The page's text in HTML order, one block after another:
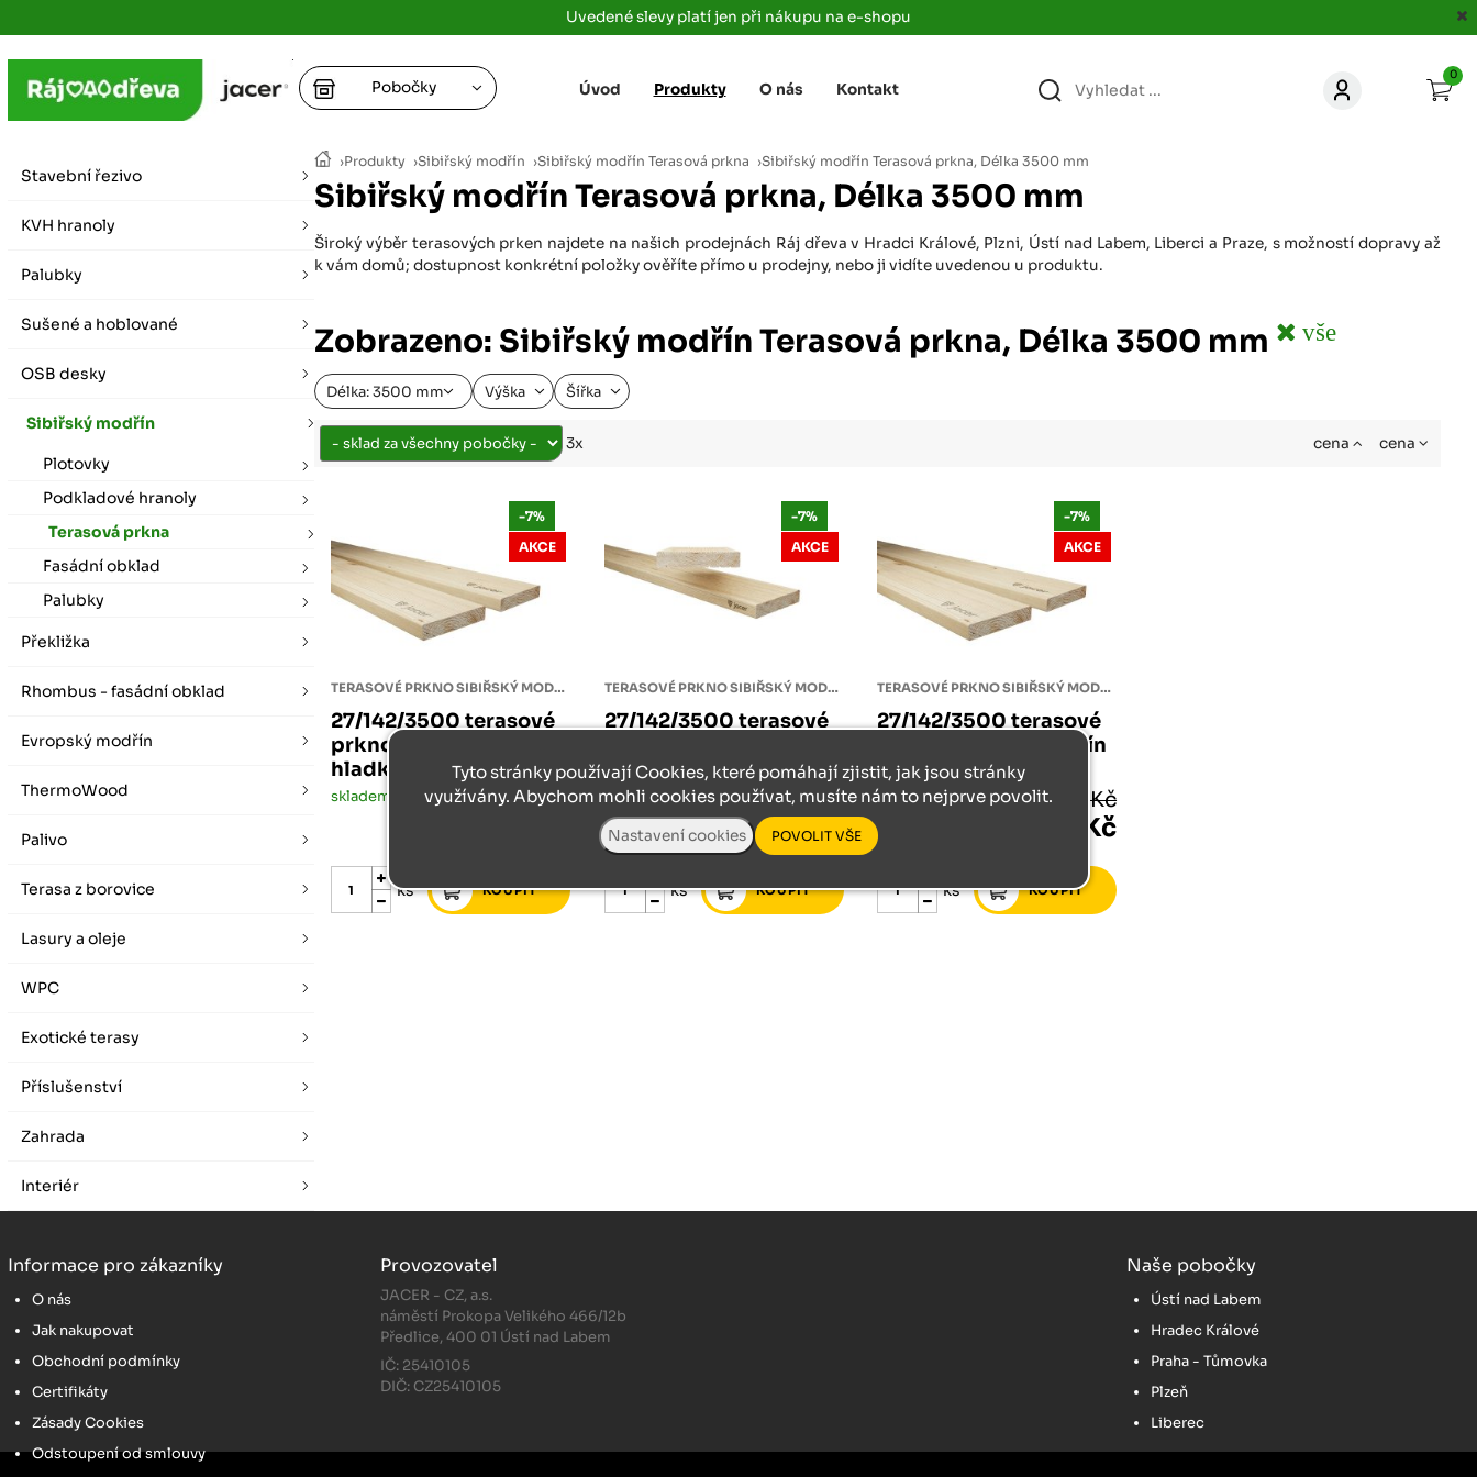
Uvedené slevy platí jen při nákupu na e-shopu
›Produkty ›Sibiřský modřín ›Sibiřský modřín Terasová prkna ›Sibiřský modřín Terasová prkna, Délka 3500 mm
Sibiřský modřín Terasová prkna, Délka 3500 mm
Široký výběr terasových prken najdete na našich prodejnách Ráj dřeva v Hradci Králové, Plzni, Ústí nad Labem, Liberci a Praze, s možností dopravy až
k vám domů; dostupnost konkrétní položky ověříte přímo u prodejny, nebo ji vidíte uvedenou u produktu.
Zobrazeno: Sibiřský modřín Terasová prkna, Délka 3500 mm vše
Délka: 3500 mm Výška Šířka
3x cena cena
TERASOVÉ PRKNO SIBIŘSKÝ MODŘÍN
27/142/3500 terasové
prkno sibiřský modřín
hladká/hladká
-7%
AKCE
skladem 658 Kč
ks
TERASOVÉ PRKNO SIBIŘSKÝ MODŘÍN
27/142/3500 terasové
jemná/hrubá C/D
-7%
AKCE
skladem 398 Kč
370 Kč
ks
TERASOVÉ PRKNO SIBIŘSKÝ MODŘÍN
27/142/3500 terasové
prkno sibiřský modřín
hladká/hladká C/D
-7%
AKCE
skladem 398 Kč
370 Kč
ks
Stavební řezivo
KVH hranoly
Palubky
Sušené a hoblované
OSB desky
Sibiřský modřín
Plotovky
Podkladové hranoly
Terasová prkna
Fasádní obklad
Palubky
Překližka
Rhombus - fasádní obklad
Evropský modřín
ThermoWood
Palivo
Terasa z borovice
Lasury a oleje
WPC
Exotické terasy
Příslušenství
Zahrada
Interiér
Úvod Produkty O nás Kontakt
0
Pobočky
+
+
Letní otevírací doba (březen - říjen)
Po-Pá 07:00 - 16:00, So 08:00 - 12:00 (ne Liberec)
Po-Pá 08:00 - 16:00, So 08:00 - 12:00 (ne Liberec)
vybírat zde
Ústí nad Labem, 400 01
rajdrevausti
jacer.cz
vybírat zde
Rovná 181
Březhrad, Hradec Králové, 503 32
rajdrevahradec
jacer.cz
vybírat zde
Předboj, 250 72
rajdrevapraha
jacer.cz
Plzeň
vybírat zde
Rokycanská 2656/2,
(parkoviště Albert)
Liberec
Růžodol XI – Liberec, 460 01
Informace pro zákazníky
O nás
Jak nakupovat
Obchodní podmínky
Certifikáty
Zásady Cookies
Odstoupení od smlouvy
Provozovatel
JACER - CZ, a.s.
náměstí Prokopa Velikého 466/12b
Předlice, 400 01 Ústí nad Labem
IČ: 25410105
DIČ: CZ25410105
Naše pobočky
Ústí nad Labem
Hradec Králové
Praha - Tůmovka
Plzeň
Liberec
Tyto stránky používají Cookies, které pomáhají zjistit, jak jsou stránky
využívány. Abychom mohli cookies používat, musíte nám to nejprve povolit.